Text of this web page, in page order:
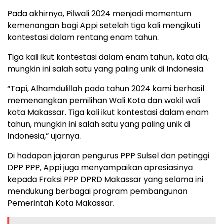
Pada akhirnya, Pilwali 2024 menjadi momentum
kemenangan bagi Appi setelah tiga kali mengikuti
kontestasi dalam rentang enam tahun.
Tiga kali ikut kontestasi dalam enam tahun, kata dia,
mungkin ini salah satu yang paling unik di Indonesia.
“Tapi, Alhamdulillah pada tahun 2024 kami berhasil
memenangkan pemilihan Wali Kota dan wakil wali
kota Makassar. Tiga kali ikut kontestasi dalam enam
tahun, mungkin ini salah satu yang paling unik di
Indonesia,” ujarnya.
Di hadapan jajaran pengurus PPP Sulsel dan petinggi
DPP PPP, Appi juga menyampaikan apresiasinya
kepada Fraksi PPP DPRD Makassar yang selama ini
mendukung berbagai program pembangunan
Pemerintah Kota Makassar.